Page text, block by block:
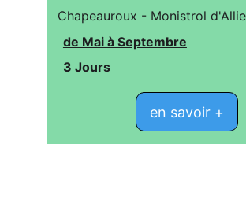
Chapeauroux - Monistrol
de Mai à Septembre
3 Jours
en savoir +